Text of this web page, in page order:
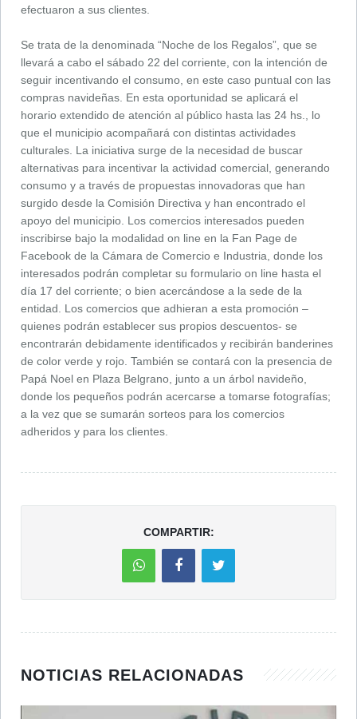
efectuaron a sus clientes.
Se trata de la denominada “Noche de los Regalos”, que se
llevará a cabo el sábado 22 del corriente, con la intención de
seguir incentivando el consumo, en este caso puntual con las
compras navideñas. En esta oportunidad se aplicará el
horario extendido de atención al público hasta las 24 hs., lo
que el municipio acompañará con distintas actividades
culturales. La iniciativa surge de la necesidad de buscar
alternativas para incentivar la actividad comercial, generando
consumo y a través de propuestas innovadoras que han
surgido desde la Comisión Directiva y han encontrado el
apoyo del municipio. Los comercios interesados pueden
inscribirse bajo la modalidad on line en la Fan Page de
Facebook de la Cámara de Comercio e Industria, donde los
interesados podrán completar su formulario on line hasta el
día 17 del corriente; o bien acercándose a la sede de la
entidad. Los comercios que adhieran a esta promoción –
quienes podrán establecer sus propios descuentos- se
encontrarán debidamente identificados y recibirán banderines
de color verde y rojo. También se contará con la presencia de
Papá Noel en Plaza Belgrano, junto a un árbol navideño,
donde los pequeños podrán acercarse a tomarse fotografías;
a la vez que se sumarán sorteos para los comercios
adheridos y para los clientes.
COMPARTIR:
NOTICIAS RELACIONADAS